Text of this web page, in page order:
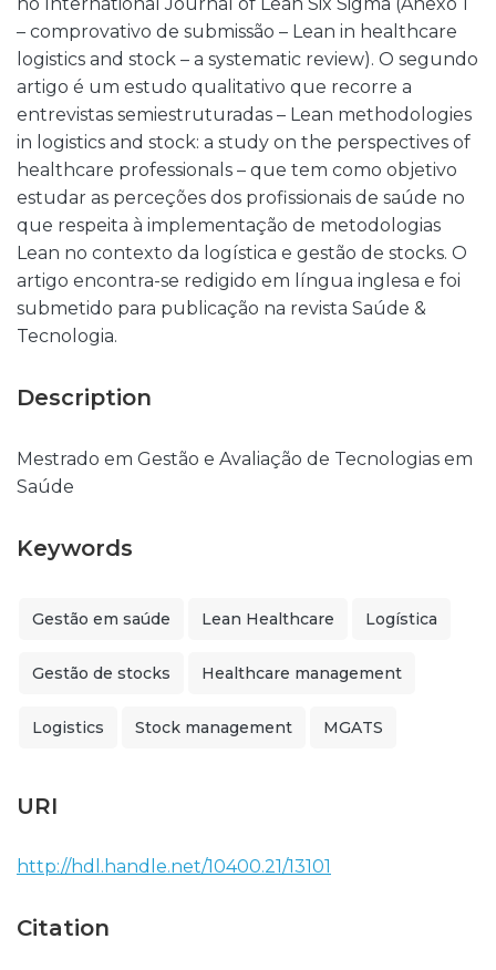
– comprovativo de submissão – Lean in healthcare
logistics and stock – a systematic review). O segundo
artigo é um estudo qualitativo que recorre a
entrevistas semiestruturadas – Lean methodologies
in logistics and stock: a study on the perspectives of
healthcare professionals – que tem como objetivo
estudar as perceções dos profissionais de saúde no
que respeita à implementação de metodologias
Lean no contexto da logística e gestão de stocks. O
artigo encontra-se redigido em língua inglesa e foi
submetido para publicação na revista Saúde &
Tecnologia.
Description
Mestrado em Gestão e Avaliação de Tecnologias em
Saúde
Keywords
Gestão em saúde Lean Healthcare Logística
Gestão de stocks Healthcare management
Logistics Stock management MGATS
URI
http://hdl.handle.net/10400.21/13101
Citation